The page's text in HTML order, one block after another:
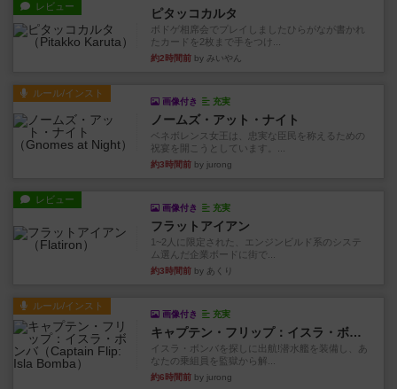
レビュー ピタッコカルタ
ボドゲ相席会でプレイしましたひらがなが書かれ
たカードを2枚まで手をつけ...
約2時間前 by みいやん
ルール/インスト
画像付き 充実
ノームズ・アット・ナイト
ベネボレンス女王は、忠実な臣民を称えるための
祝宴を開こうとしています。...
約3時間前 by jurong
レビュー
画像付き 充実
フラットアイアン
1~2人に限定された、エンジンビルド系のシステ
ム選んだ企業ボードに街で...
約3時間前 by あくり
ルール/インスト
画像付き 充実
キャプテン・フリップ：イスラ・ボンバ
イスラ・ボンバを探しに出航!潜水艦を装備し、あ
なたの乗組員を監獄から解...
約6時間前 by jurong